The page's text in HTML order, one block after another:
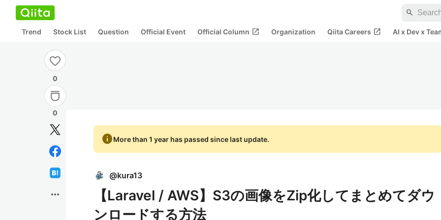
search
Trend Stock List Question Official Event Official Column open_in_new Organization Qiita Careers open_in_new AI x Dev x
0
0
more_horiz
infoMore than 1 year has passed since last update.
@kura13
【Laravel / AWS】S3の画像をZip化してまとめてダウ
ンロードする方法